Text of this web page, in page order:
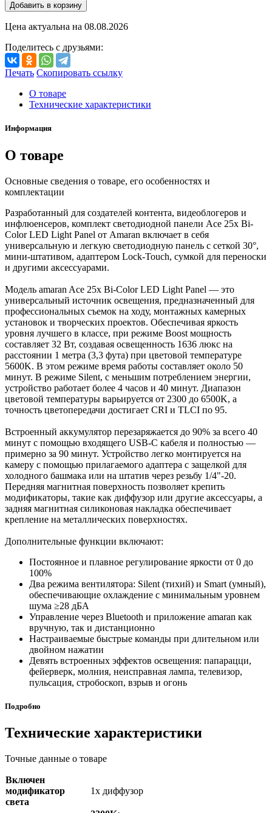
Добавить в корзину
Цена актуальна на 08.08.2026
Поделитесь с друзьями:
Печать Скопировать ссылку
О товаре
Технические характеристики
Информация
О товаре
Основные сведения о товаре, его особенностях и
комплектации
Разработанный для создателей контента, видеоблогеров и
инфлюенсеров, комплект светодиодной панели Ace 25x Bi-
Color LED Light Panel от Amaran включает в себя
универсальную и легкую светодиодную панель с сеткой 30°,
мини-штативом, адаптером Lock-Touch, сумкой для переноски
и другими аксессуарами.
Модель amaran Ace 25x Bi-Color LED Light Panel — это
универсальный источник освещения, предназначенный для
профессиональных съемок на ходу, монтажных камерных
установок и творческих проектов. Обеспечивая яркость
уровня лучшего в классе, при режиме Boost мощность
составляет 32 Вт, создавая освещенность 1636 люкс на
расстоянии 1 метра (3,3 фута) при цветовой температуре
5600K. В этом режиме время работы составляет около 50
минут. В режиме Silent, с меньшим потреблением энергии,
устройство работает более 4 часов и 40 минут. Диапазон
цветовой температуры варьируется от 2300 до 6500K, а
точность цветопередачи достигает CRI и TLCI по 95.
Встроенный аккумулятор перезаряжается до 90% за всего 40
минут с помощью входящего USB-C кабеля и полностью —
примерно за 90 минут. Устройство легко монтируется на
камеру с помощью прилагаемого адаптера с защелкой для
холодного башмака или на штатив через резьбу 1/4"-20.
Передняя магнитная поверхность позволяет крепить
модификаторы, такие как диффузор или другие аксессуары, а
задняя магнитная силиконовая накладка обеспечивает
крепление на металлических поверхностях.
Дополнительные функции включают:
Постоянное и плавное регулирование яркости от 0 до
100%
Два режима вентилятора: Silent (тихий) и Smart (умный),
обеспечивающие охлаждение с минимальным уровнем
шума ≥28 дБА
Управление через Bluetooth и приложение amaran как
вручную, так и дистанционно
Настраиваемые быстрые команды при длительном или
двойном нажатии
Девять встроенных эффектов освещения: папарацци,
фейерверк, молния, неисправная лампа, телевизор,
пульсация, стробоскоп, взрыв и огонь
Подробно
Технические характеристики
Точные данные о товаре
Включен
модификатор
света
1x диффузор